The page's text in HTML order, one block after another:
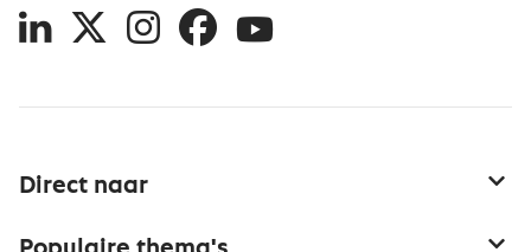
Direct naar
LinkedIn
X InstagramFacebookYouTube